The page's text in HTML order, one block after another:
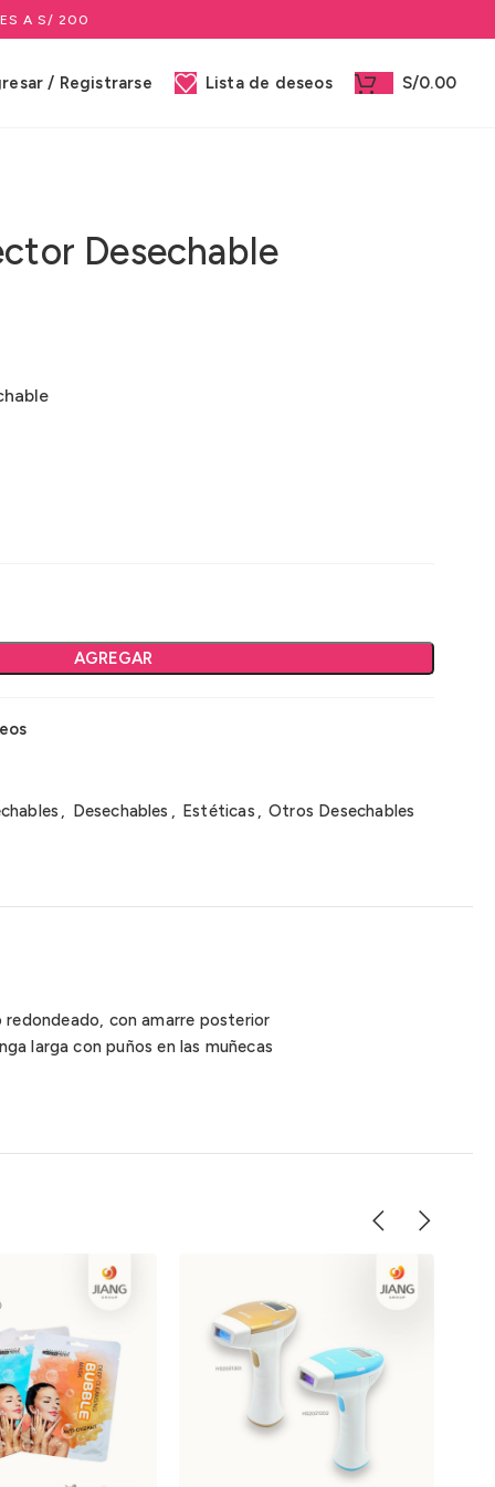
A S/ 200
/ Registrarse Lista de deseos S/0.00
Desechable
AGREGAR
, Desechables , Estéticas , Otros Desechables
con amarre posterior
larga con puños en las muñecas